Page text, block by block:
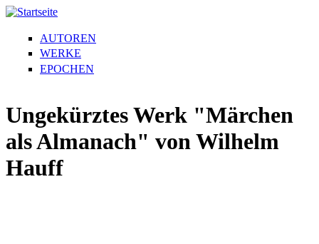
AUTOREN
WERKE
EPOCHEN
Ungekürztes Werk "Märchen
als Almanach" von Wilhelm
Hauff